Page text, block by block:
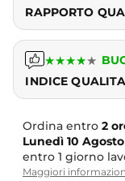
RAPPORTO
★★★★★
INDICE
Ordina entro 2
Lunedì 10 Agosto
entro 1 giorno
Maggiori